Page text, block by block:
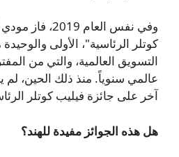
وفي نفس العام
كوتلر الرئاسية"، الأولى
التسويق العالمية، والتي من
عالمي سنوياً. منذ ذلك الحين،
آخر على جائزة فيليب كوتلر
هل هذه الجوائز مفيدة للهند؟